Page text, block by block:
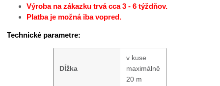
Výroba na zákazku trvá cca 3 - 6 týždňov.
Platba je možná iba vopred.
Technické parametre:
Dĺžka
v kuse
maximálně
20 m